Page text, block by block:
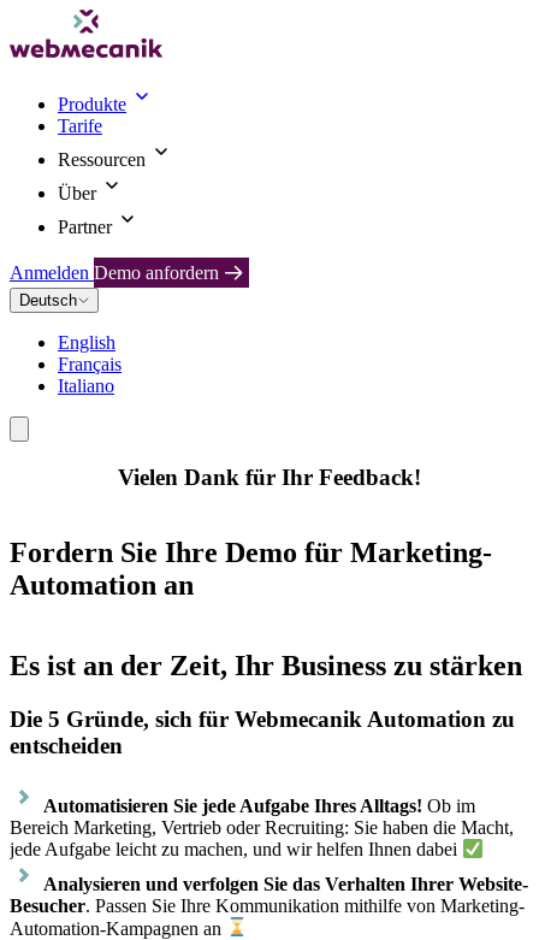
Produkte
Tarife
Ressourcen
Über
Partner
Anmelden Demo anfordern
Deutsch
English
Français
Italiano
Vielen Dank für Ihr Feedback!
Fordern Sie Ihre Demo für Marketing-
Automation an
Es ist an der Zeit, Ihr Business zu stärken
Die 5 Gründe, sich für Webmecanik Automation zu
entscheiden
Automatisieren Sie jede Aufgabe Ihres Alltags! Ob im
Bereich Marketing, Vertrieb oder Recruiting: Sie haben die Macht,
jede Aufgabe leicht zu machen, und wir helfen Ihnen dabei
Analysieren und verfolgen Sie das Verhalten Ihrer Website-
Besucher. Passen Sie Ihre Kommunikation mithilfe von Marketing-
Automation-Kampagnen an